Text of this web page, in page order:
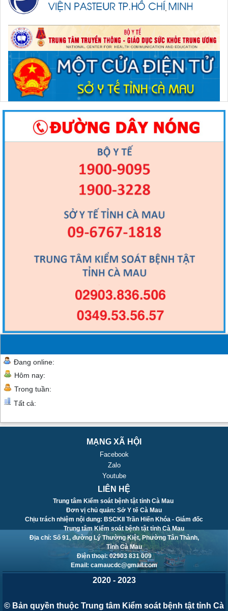
Đang online:
Hôm nay:
Trong tuần:
Tất cả:
MẠNG XÃ HỘI
Facebook
Zalo
Youtube
LIÊN HỆ
Trung tâm Kiểm soát bệnh tật tỉnh Cà Mau
Đơn vị chủ quản: Sở Y tế Cà Mau
Chịu trách nhiệm nội dung: BSCKII Trần Hiến Khóa - Giám đốc
Trung tâm Kiểm soát bệnh tật tỉnh Cà Mau
Địa chỉ: Số 91, đường Lý Thường Kiệt, Phường Tân Thành,
Tỉnh Cà Mau
Điện thoại: 02903 831 009
Email: camaucdc@gmail.com
2020 - 2023
© Bản quyền thuộc Trung tâm Kiểm soát bệnh tật tỉnh Cà